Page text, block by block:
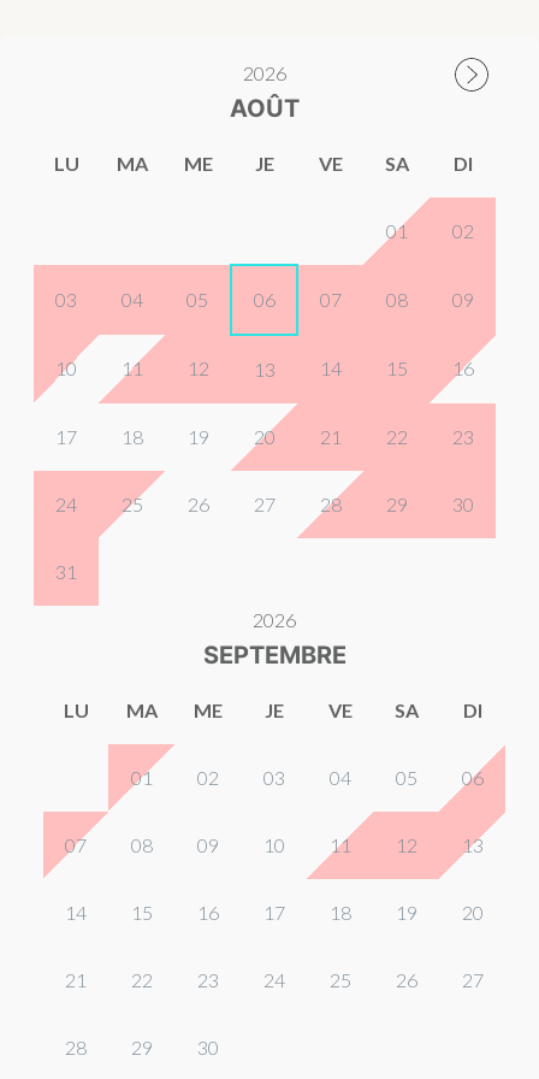
2026
AOÛT
LU MA ME JE VE SA DI
01 02
03 04 05 06 07 08 09
10 11 12 13 14 15 16
17 18 19 20 21 22 23
24 25 26 27 28 29 30
31
2026
SEPTEMBRE
LU MA ME JE VE SA DI
01 02 03 04 05 06
07 08 09 10 11 12 13
14 15 16 17 18 19 20
21 22 23 24 25 26 27
28 29 30